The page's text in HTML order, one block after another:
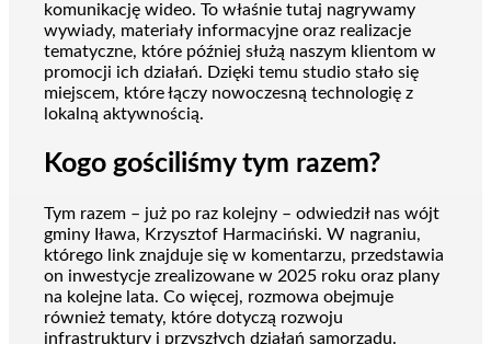
komunikację wideo. To właśnie tutaj nagrywamy
wywiady, materiały informacyjne oraz realizacje
tematyczne, które później służą naszym klientom w
promocji ich działań. Dzięki temu studio stało się
miejscem, które łączy nowoczesną technologię z
lokalną aktywnością.
Kogo gościliśmy tym razem?
Tym razem – już po raz kolejny – odwiedził nas wójt
gminy Iława, Krzysztof Harmaciński. W nagraniu,
którego link znajduje się w komentarzu, przedstawia
on inwestycje zrealizowane w 2025 roku oraz plany
na kolejne lata. Co więcej, rozmowa obejmuje
również tematy, które dotyczą rozwoju
infrastruktury i przyszłych działań samorządu.